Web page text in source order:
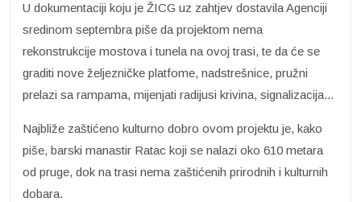
U dokumentaciji koju je ŽICG uz zahtjev dostavila Agenciji
sredinom septembra piše da projektom nema
rekonstrukcije mostova i tunela na ovoj trasi, te da će se
graditi nove željezničke platfome, nadstrešnice, pružni
prelazi sa rampama, mijenjati radijusi krivina, signalizacija...
Najbliže zaštićeno kulturno dobro ovom projektu je, kako
piše, barski manastir Ratac koji se nalazi oko 610 metara
od pruge, dok na trasi nema zaštićenih prirodnih i kulturnih
dobara.